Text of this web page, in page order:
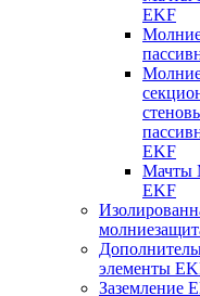
EKF
EKF
EKF
элементы
Заземление